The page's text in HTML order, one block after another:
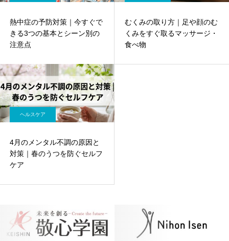
熱中症の予防対策｜今すぐで
きる3つの基本とシーン別の
注意点
むくみの取り方｜足や顔のむ
くみをすぐ取るマッサージ・
食べ物
ヘルスケア
4月のメンタル不調の原因と
対策｜春のうつを防ぐセルフ
ケア